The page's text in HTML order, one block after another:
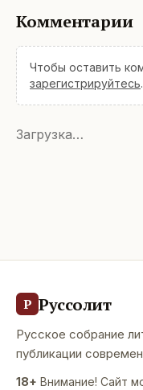
Комментарии
Чтобы оставить
зарегистрируйтесь.
Загрузка…
Р Руссолит
Русское собрание
публикации
18+ Внимание! Сайт